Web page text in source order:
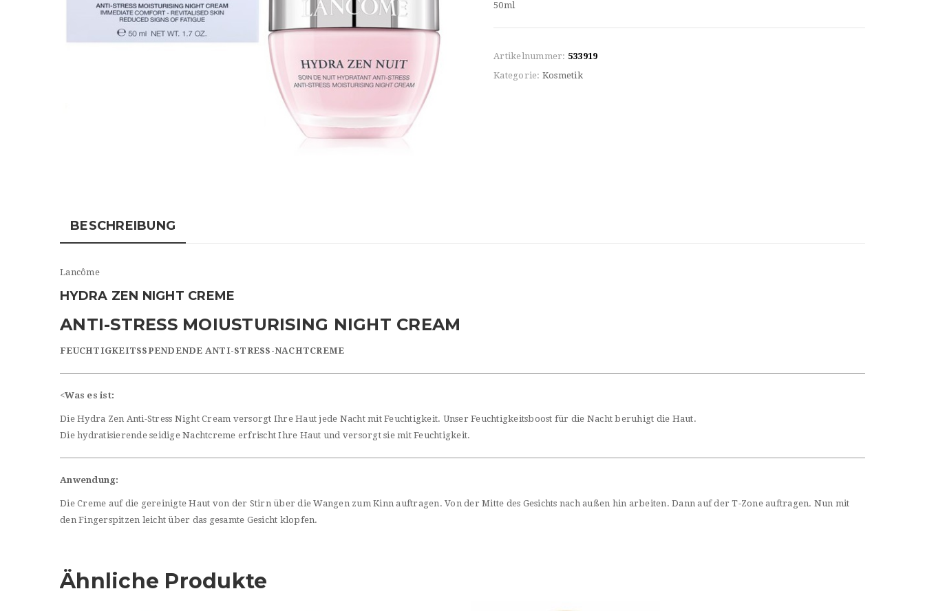
50ml
Artikelnummer: 533919
Kategorie: Kosmetik
BESCHREIBUNG
Lancôme
HYDRA ZEN NIGHT CREME
ANTI-STRESS MOIUSTURISING NIGHT CREAM
FEUCHTIGKEITSSPENDENDE ANTI-STRESS-NACHTCREME
<Was es ist:
Die Hydra Zen Anti-Stress Night Cream versorgt Ihre Haut jede Nacht mit Feuchtigkeit. Unser Feuchtigkeitsboost für die Nacht beruhigt die Haut.
Die hydratisierende seidige Nachtcreme erfrischt Ihre Haut und versorgt sie mit Feuchtigkeit.
Anwendung:
Die Creme auf die gereinigte Haut von der Stirn über die Wangen zum Kinn auftragen. Von der Mitte des Gesichts nach außen hin arbeiten. Dann auf der T-Zone auftragen. Nun mit
den Fingerspitzen leicht über das gesamte Gesicht klopfen.
Ähnliche Produkte